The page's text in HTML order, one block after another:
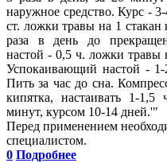
наружное средство. Курс -
ст. ложки травы на 1
раза в день до
настой - 0,5 ч. ложки травы
Успокаивающий настой -
Пить за час до сна.
кипятка, настаивать 1-1,5
минут, курсом 10-14 дней.
Перед применением
специалистом.
0 Подробнее